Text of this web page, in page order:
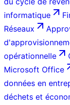
informatique
Réseaux
opérationnelle
Microsoft Office
données en
déchets et